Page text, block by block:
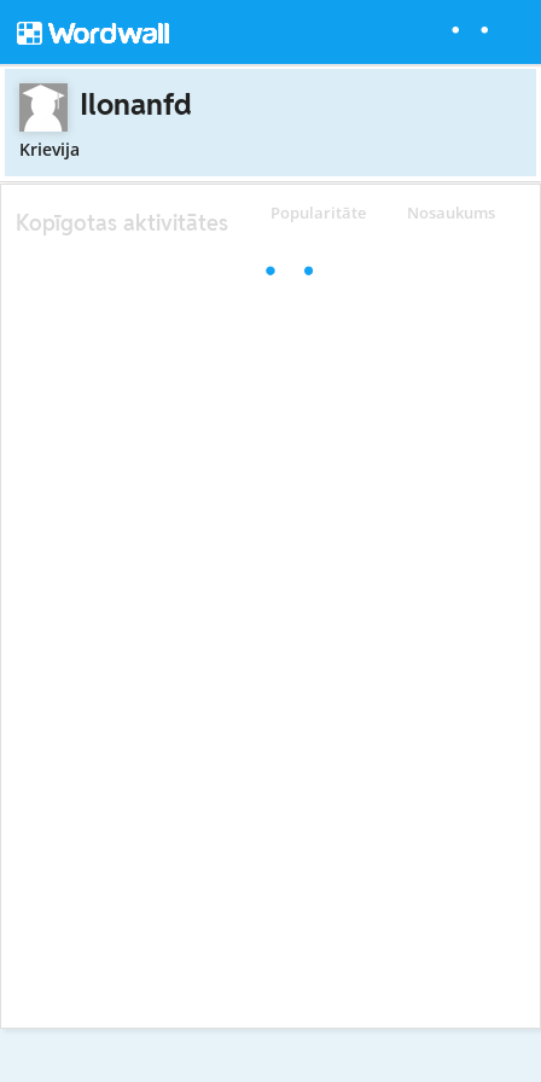
Ilonanfd
Krievija
Popularitāte Nosaukums
Kopīgotas aktivitātes